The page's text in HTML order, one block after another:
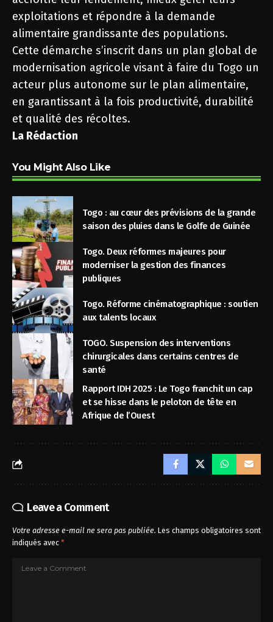
exploitations et répondre à la demande
alimentaire grandissante des populations.
Cette démarche s’inscrit dans un plan global de
modernisation agricole visant à faire du Togo un
acteur plus autonome sur le plan alimentaire,
en garantissant à la fois productivité, durabilité
et qualité des récoltes.
La Rédaction
You Might Also Like
Togo : au cœur des prévisions de la grande
saison des pluies dans le Golfe de Guinée
Togo. Deux réformes majeures pour
moderniser la gestion des finances
publiques
Togo. Réforme cinématographique : soutien
aux talents locaux
TOGO. Suspension des interventions
chirurgicales dans certains centres de
santé
Rapport IDH 2025 : Le Togo franchit un cap
et se hisse dans le peloton de tête en
Afrique de l’Ouest
Leave a Comment
Votre adresse e-mail ne sera pas publiée. Les champs obligatoires sont
indiqués avec *